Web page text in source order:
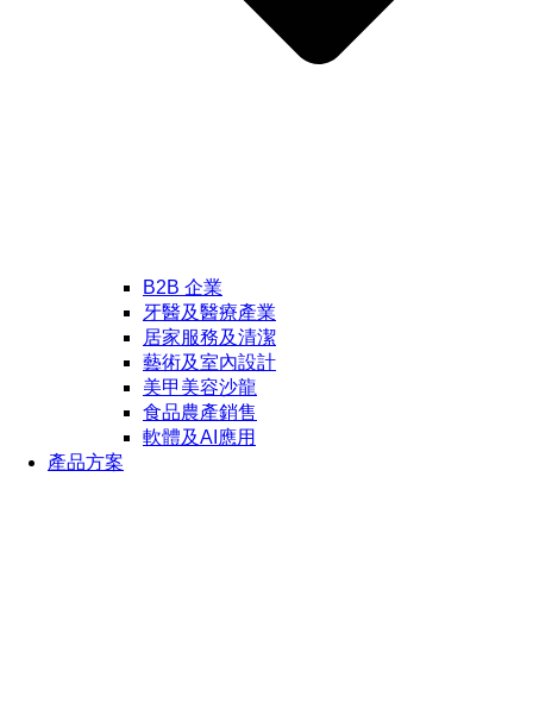
B2B 企業
牙醫及醫療產業
居家服務及清潔
藝術及室內設計
美甲美容沙龍
食品農產銷售
軟體及AI應用
產品方案